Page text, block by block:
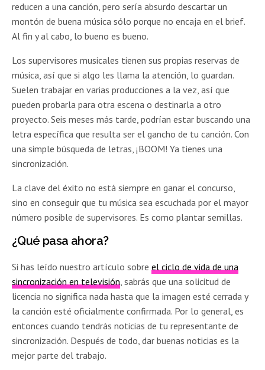
reducen a una canción, pero sería absurdo descartar un
montón de buena música sólo porque no encaja en el brief.
Al fin y al cabo, lo bueno es bueno.
Los supervisores musicales tienen sus propias reservas de
música, así que si algo les llama la atención, lo guardan.
Suelen trabajar en varias producciones a la vez, así que
pueden probarla para otra escena o destinarla a otro
proyecto. Seis meses más tarde, podrían estar buscando una
letra específica que resulta ser el gancho de tu canción. Con
una simple búsqueda de letras, ¡BOOM! Ya tienes una
sincronización.
La clave del éxito no está siempre en ganar el concurso,
sino en conseguir que tu música sea escuchada por el mayor
número posible de supervisores. Es como plantar semillas.
¿Qué pasa ahora?
Si has leído nuestro artículo sobreel ciclo de vida de una
sincronización en televisión, sabrás que una solicitud de
licencia no significa nada hasta que la imagen esté cerrada y
la canción esté oficialmente confirmada. Por lo general, es
entonces cuando tendrás noticias de tu representante de
sincronización. Después de todo, dar buenas noticias es la
mejor parte del trabajo.